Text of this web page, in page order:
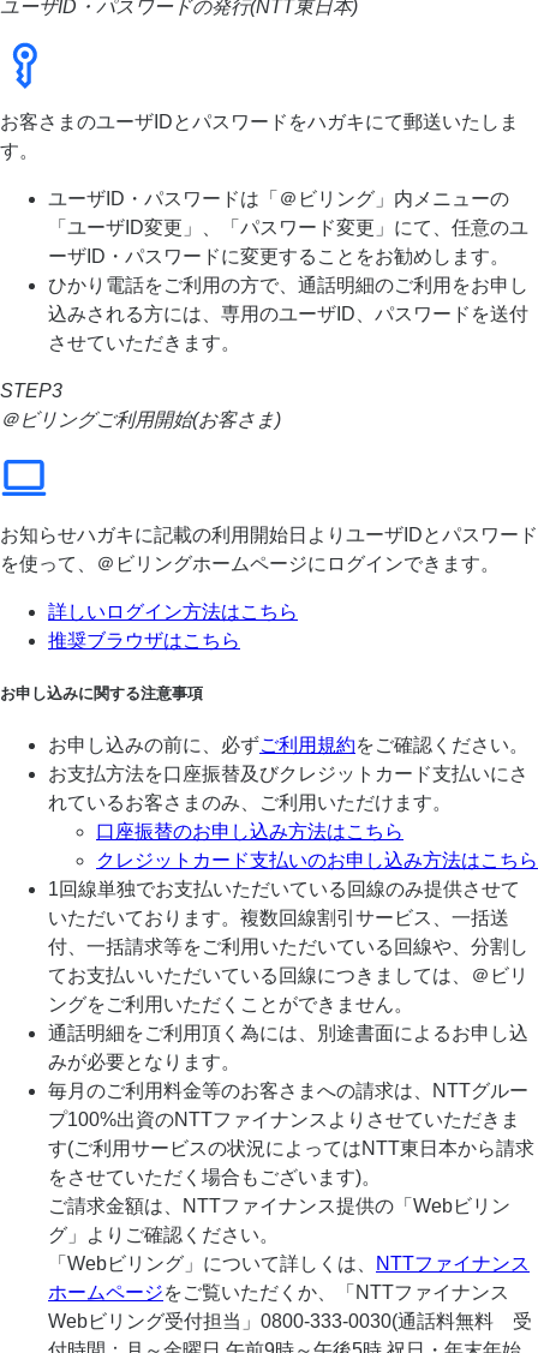
ユーザID・パスワードの発行(NTT東日本)
お客さまのユーザIDとパスワードをハガキにて郵送いたしま
す。
ユーザID・パスワードは「＠ビリング」内メニューの
「ユーザID変更」、「パスワード変更」にて、任意のユ
ーザID・パスワードに変更することをお勧めします。
ひかり電話をご利用の方で、通話明細のご利用をお申し
込みされる方には、専用のユーザID、パスワードを送付
させていただきます。
STEP3
＠ビリングご利用開始(お客さま)
お知らせハガキに記載の利用開始日よりユーザIDとパスワード
を使って、＠ビリングホームページにログインできます。
詳しいログイン方法はこちら
推奨ブラウザはこちら
お申し込みに関する注意事項
お申し込みの前に、必ずご利用規約をご確認ください。
お支払方法を口座振替及びクレジットカード支払いにさ
れているお客さまのみ、ご利用いただけます。
口座振替のお申し込み方法はこちら
クレジットカード支払いのお申し込み方法はこちら
1回線単独でお支払いただいている回線のみ提供させて
いただいております。複数回線割引サービス、一括送
付、一括請求等をご利用いただいている回線や、分割し
てお支払いいただいている回線につきましては、＠ビリ
ングをご利用いただくことができません。
通話明細をご利用頂く為には、別途書面によるお申し込
みが必要となります。
毎月のご利用料金等のお客さまへの請求は、NTTグルー
プ100%出資のNTTファイナンスよりさせていただきま
す(ご利用サービスの状況によってはNTT東日本から請求
をさせていただく場合もございます)。
ご請求金額は、NTTファイナンス提供の「Webビリン
グ」よりご確認ください。
「Webビリング」について詳しくは、
NTTファイナンス
ホームページをご覧いただくか、「NTTファイナンス
Webビリング受付担当」0800-333-0030(通話料無料 受